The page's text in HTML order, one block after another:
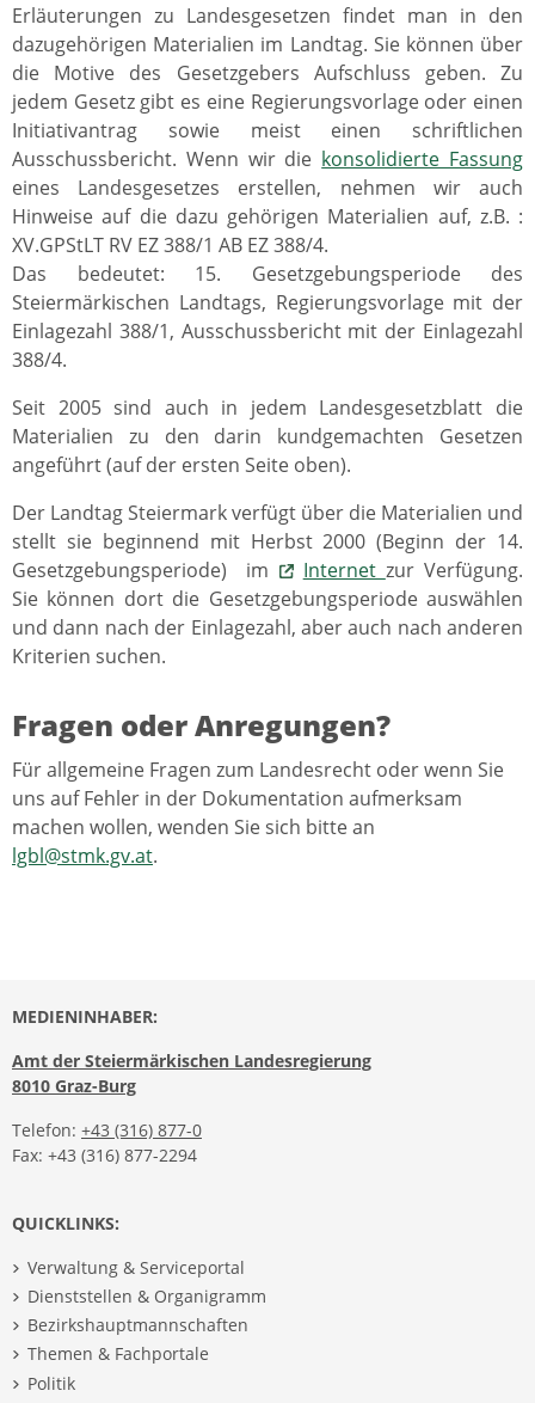
Erläuterungen zu Landesgesetzen findet man in den
dazugehörigen Materialien im Landtag. Sie können über
die Motive des Gesetzgebers Aufschluss geben. Zu
jedem Gesetz gibt es eine Regierungsvorlage oder einen
Initiativantrag sowie meist einen schriftlichen
Ausschussbericht. Wenn wir die konsolidierte Fassung
eines Landesgesetzes erstellen, nehmen wir auch
Hinweise auf die dazu gehörigen Materialien auf, z.B. :
XV.GPStLT RV EZ 388/1 AB EZ 388/4.
Das bedeutet: 15. Gesetzgebungsperiode des
Steiermärkischen Landtags, Regierungsvorlage mit der
Einlagezahl 388/1, Ausschussbericht mit der Einlagezahl
388/4.
Seit 2005 sind auch in jedem Landesgesetzblatt die
Materialien zu den darin kundgemachten Gesetzen
angeführt (auf der ersten Seite oben).
Der Landtag Steiermark verfügt über die Materialien und
stellt sie beginnend mit Herbst 2000 (Beginn der 14.
Gesetzgebungsperiode) im
Internet zur Verfügung.
Sie können dort die Gesetzgebungsperiode auswählen
und dann nach der Einlagezahl, aber auch nach anderen
Kriterien suchen.
Fragen oder Anregungen?
Für allgemeine Fragen zum Landesrecht oder wenn Sie
uns auf Fehler in der Dokumentation aufmerksam
machen wollen, wenden Sie sich bitte an
lgbl@stmk.gv.at.
MEDIENINHABER:
Amt der Steiermärkischen Landesregierung
8010 Graz-Burg
Telefon: +43 (316) 877-0
Fax: +43 (316) 877-2294
QUICKLINKS:
Verwaltung & Serviceportal
Dienststellen & Organigramm
Bezirkshauptmannschaften
Themen & Fachportale
Politik